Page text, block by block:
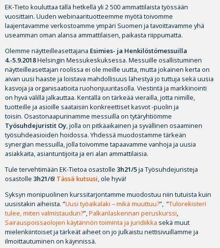
EK-Tieto kouluttaa tällä hetkellä yli 2 500 ammattilaista työssään
vuosittain. Uuden webinaarituotteemme myötä toivomme
laajentavamme verkostoamme ympäri Suomen ja tavoittavamme yhä
useamman oman alansa ammattilaisen, paikasta riippumatta.
Olemme näytteilleasettajana Esimies- ja Henkilöstömessuilla
4.-5.9.2018Helsingin Messukeskuksessa. Messuille osallistuminen
näytteilleasettajan roolissa ei ole meille uutta, mutta jokainen kerta on
aivan uusi haaste ja loistava mahdollisuus lähestyä jo tuttuja sekä uusia
kasvoja ja organisaatioita ruohonjuuritasolla. Viestintä ja markkinointi
on hyvä välillä jalkauttaa. Kentällä on tärkeää vierailla, jotta nimille,
tuotteille ja asioille saataisiin konkreettiset kasvot -puolin ja
toisin. Osastonaapurinamme messuilla on tytäryhtiömme
Työsuhdejuristit Oy, jolla on pitkäaikainen ja syvällinen osaaminen
työsuhdeasioiden hoidossa. Yhdessä muodostamme tärkeän
synergian messuilla, jolla toivomme tapaavamme vanhoja ja uusia
asiakkaita, asiantuntijoita ja eri alan ammattilaisia.
Tule tervehtimään EK-Tietoa osastolle 3h21/5ja Työsuhdejuristeja
osastolle 3h21/6! Tässä kutsusi, ole hyvä!
Syksyn monipuolinen kurssitarjontamme muodostuu niin tutuista kuin
uusistakin aiheista. ”Uusi työaikalaki – mikä muuttuu?”, ”Tulorekisteri
tulee, miten valmistaudun?”,Palkanlaskennan peruskurssi,
Sairauspoissaolojen käytännön toiminta ja juridiikka sekä muut
mielenkiintoiset ja tärkeät aiheet on jo julkaistu nettisivuillamme ja
ilmoittautuminen on käynnissä.